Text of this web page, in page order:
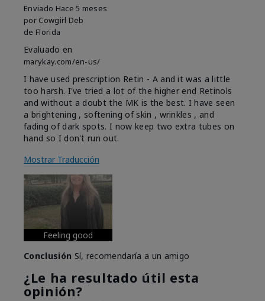
Enviado Hace 5 meses
por Cowgirl Deb
de Florida
Evaluado en
marykay.com/en-us/
I have used prescription Retin - A and it was a little
too harsh. I've tried a lot of the higher end Retinols
and without a doubt the MK is the best. I have seen
a brightening , softening of skin , wrinkles , and
fading of dark spots. I now keep two extra tubes on
hand so I don't run out.
Mostrar Traducción
Feeling good
Conclusión Sí, recomendaría a un amigo
¿Le ha resultado útil esta
opinión?